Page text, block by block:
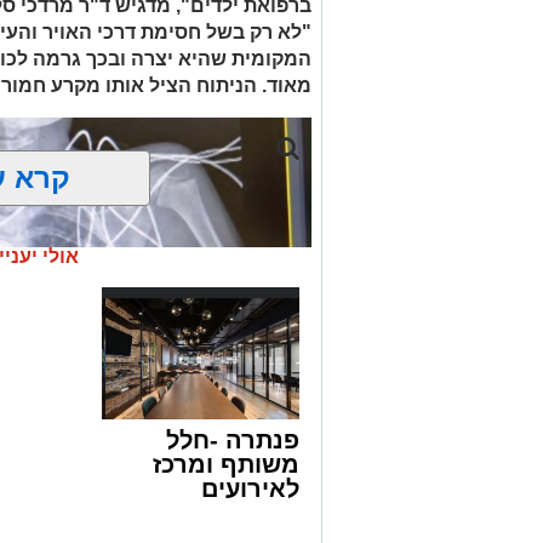
העיר ירושלים נעצרה והועברה להמשיך
מעצרם של החשודים הוארך בבית המשפט.
ברפואת ילדים", מדגיש ד"ר מרדכי
"לא רק בשל חסימת דרכי האויר
המקומית שהיא יצרה ובכך גרמה
מאוד. הניתוח הציל אותו מקרע
קרא
אולי
פנתרה -חלל
משותף ומרכז
לאירועים